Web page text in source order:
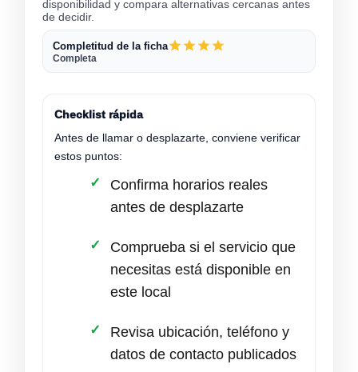
disponibilidad y compara alternativas cercanas antes
de decidir.
Completitud de la ficha
Completa
Checklist rápida
Antes de llamar o desplazarte, conviene verificar
estos puntos:
Confirma horarios reales
antes de desplazarte
Comprueba si el servicio que
necesitas está disponible en
este local
Revisa ubicación, teléfono y
datos de contacto publicados